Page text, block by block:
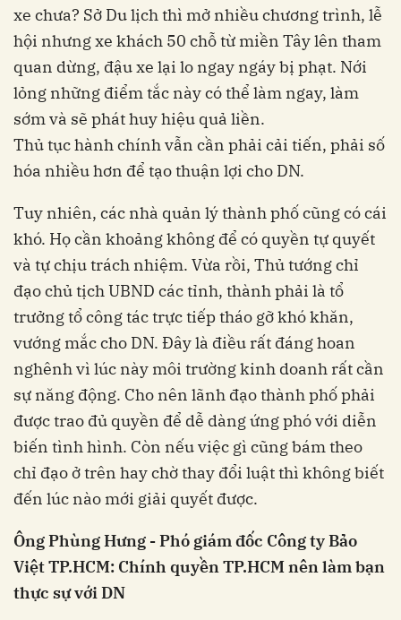
xe chưa? Sở Du lịch thì mở nhiều chương trình, lễ
hội nhưng xe khách 50 chỗ từ miền Tây lên tham
quan dừng, đậu xe lại lo ngay ngáy bị phạt. Nới
lỏng những điểm tắc này có thể làm ngay, làm
sớm và sẽ phát huy hiệu quả liền.
Thủ tục hành chính vẫn cần phải cải tiến, phải số
hóa nhiều hơn để tạo thuận lợi cho DN.
Tuy nhiên, các nhà quản lý thành phố cũng có cái
khó. Họ cần khoảng không để có quyền tự quyết
và tự chịu trách nhiệm. Vừa rồi, Thủ tướng chỉ
đạo chủ tịch UBND các tỉnh, thành phải là tổ
trưởng tổ công tác trực tiếp tháo gỡ khó khăn,
vướng mắc cho DN. Đây là điều rất đáng hoan
nghênh vì lúc này môi trường kinh doanh rất cần
sự năng động. Cho nên lãnh đạo thành phố phải
được trao đủ quyền để dễ dàng ứng phó với diễn
biến tình hình. Còn nếu việc gì cũng bám theo
chỉ đạo ở trên hay chờ thay đổi luật thì không biết
đến lúc nào mới giải quyết được.
Ông Phùng Hưng - Phó giám đốc Công ty Bảo
Việt TP.HCM: Chính quyền TP.HCM nên làm bạn
thực sự với DN